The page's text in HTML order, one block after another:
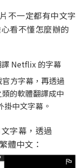
不一定都有中文字
看不懂怎麼辦的
譯 Netflix 的字幕
官方字幕，再透過
的軟體翻譯成中
中文字幕。
字幕，透過
體中文：